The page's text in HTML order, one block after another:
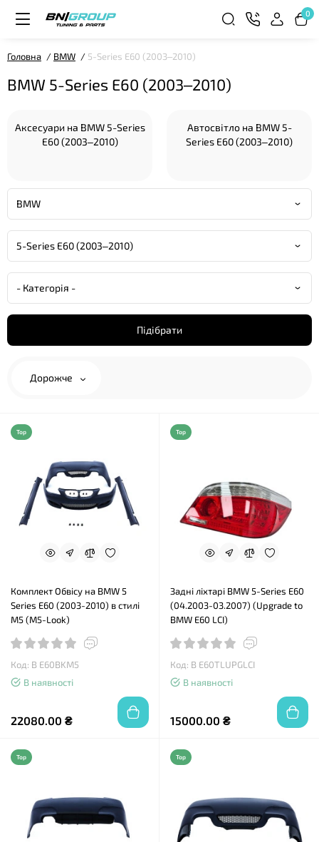
0
Головна BMW 5-Series E60 (2003–2010)
BMW 5-Series E60 (2003–2010)
Аксесуари на BMW 5-Series
E60 (2003–2010)
Автосвітло на BMW 5-
Series E60 (2003–2010)
Підібрати
Дорожче
Top
Комплект Обвісу на BMW 5
Series E60 (2003-2010) в стилі
М5 (M5-Look)
Код: B E60BKM5
В наявності
22080.00 ₴
Top
Задні ліхтарі BMW 5-Series E60
(04.2003-03.2007) (Upgrade to
BMW E60 LCI)
Код: B E60TLUPGLCI
В наявності
15000.00 ₴
Top Top